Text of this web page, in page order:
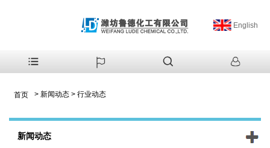
English
首页 > 新闻动态 > 行业动态
新闻动态